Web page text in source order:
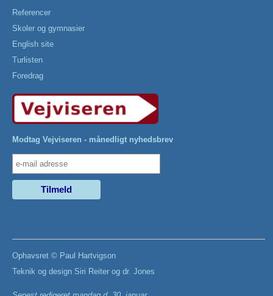
Referencer
Skoler og gymnasier
English site
Turlisten
Foredrag
Modtag Vejviseren - månedligt nyhedsbrev
Ophavsret © Paul Hartvigson
Teknik og design Siri Reiter og dr. Jones